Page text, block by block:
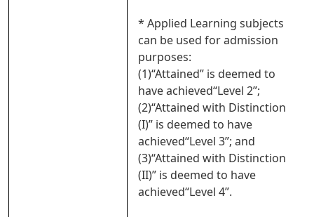
* Applied Learning subjects
can be used for admission
purposes:
(1)“Attained” is deemed to
have achieved“Level 2”;
(2)“Attained with Distinction
(I)” is deemed to have
achieved“Level 3”; and
(3)“Attained with Distinction
(II)” is deemed to have
achieved“Level 4”.